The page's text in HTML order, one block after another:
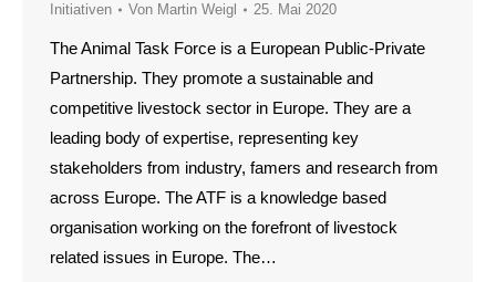
Initiativen Von Martin Weigl 25. Mai 2020
The Animal Task Force is a European Public-Private
Partnership. They promote a sustainable and
competitive livestock sector in Europe. They are a
leading body of expertise, representing key
stakeholders from industry, famers and research from
across Europe. The ATF is a knowledge based
organisation working on the forefront of livestock
related issues in Europe. The…